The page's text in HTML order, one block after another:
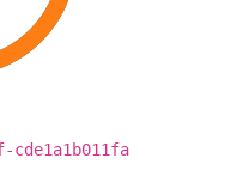
cde1a1b011fa